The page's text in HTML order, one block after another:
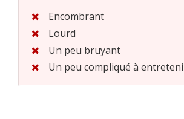
Encombrant
Lourd
Un peu bruyant
Un peu compliqué à